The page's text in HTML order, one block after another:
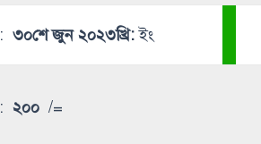
: ৩০শে জুন ২০২৩খ্রি:ইং
: ২০০/=